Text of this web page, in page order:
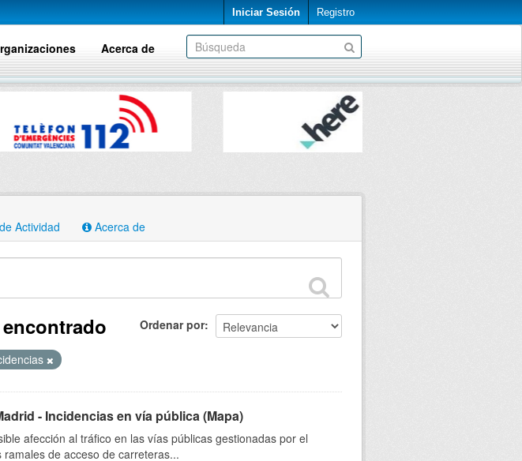
Iniciar Sesión Registro
Acerca de
Actividad Acerca de
Ordenar por
- Incidencias en vía pública (Mapa)
afección al tráfico en las vías públicas gestionadas por el
de acceso de carreteras...